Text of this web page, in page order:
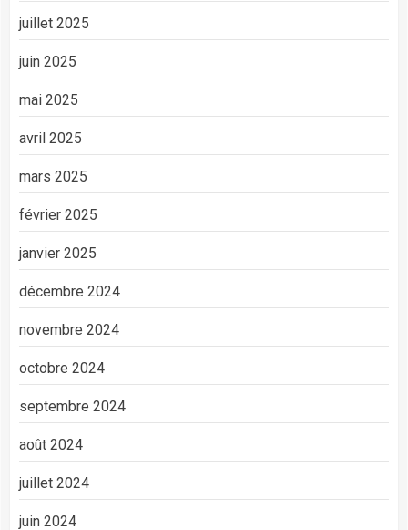
juillet 2025
juin 2025
mai 2025
avril 2025
mars 2025
février 2025
janvier 2025
décembre 2024
novembre 2024
octobre 2024
septembre 2024
août 2024
juillet 2024
juin 2024